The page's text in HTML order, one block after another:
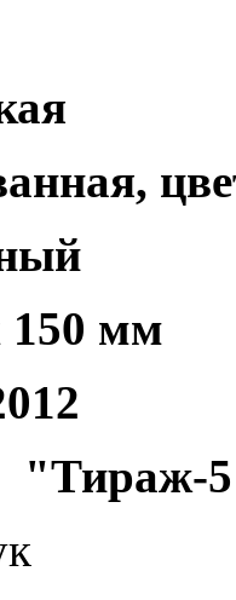
150 мм
"Тираж-